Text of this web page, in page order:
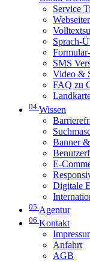
Service
Sprach-
SMS
Video &
FAQ zu
04 Wissen
Banner
E-
Digitale
05 Agentur
06 Kontakt
Anfahrt
AGB